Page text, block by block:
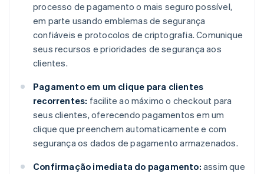
processo de pagamento o mais seguro possível,
em parte usando emblemas de segurança
confiáveis e protocolos de criptografia. Comunique
seus recursos e prioridades de segurança aos
clientes.
Pagamento em um clique para clientes
recorrentes: facilite ao máximo o checkout para
seus clientes, oferecendo pagamentos em um
clique que preenchem automaticamente e com
segurança os dados de pagamento armazenados.
Confirmação imediata do pagamento: assim que